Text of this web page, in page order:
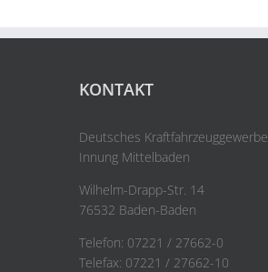
KONTAKT
Deutsches Kraftfahrzeuggewerbe
Innung Mittelbaden
Wilhelm-Drapp-Str. 14
76532 Baden-Baden
Telefon: 07221 / 27662-0
Telefax: 07221 / 27662-10